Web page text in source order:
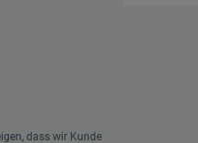
dass wir Kunde